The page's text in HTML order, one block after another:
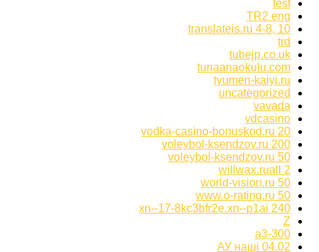
test
TR2 eng
translateis.ru 4-8, 10
trd
tubejp.co.uk
tunaanaokulu.com
tyumen-kaiyi.ru
uncategorized
vavada
vdcasino
vodka-casino-bonuskod.ru 20
voleybol-ksendzov.ru 200
voleybol-ksendzov.ru 50
willwax.ruall 2
world-vision.ru 50
www.o-rating.ru 50
xn--17-8kc3bfr2e.xn--p1ai 240
Z
а3-300
АУ наші 04.02